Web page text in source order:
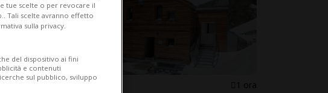
GRIGIONI 1 ora
tue scelte o per revocare il
Tali scelte avranno effetto
sulla privacy.
del dispositivo ai fini
e contenuti
sul pubblico, sviluppo